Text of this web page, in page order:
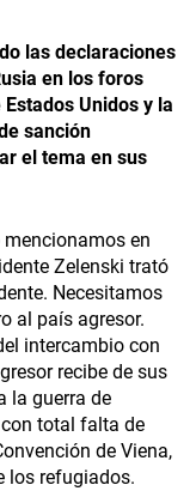
las declaraciones
en los foros
Unidos y la
sanción
el tema en sus
en
Zelenski trató
Necesitamos
al país agresor.
intercambio con
recibe de sus
la guerra de
total falta de
de Viena,
los refugiados.